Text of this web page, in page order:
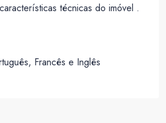
técnicas do imóvel .
Francês e Inglês